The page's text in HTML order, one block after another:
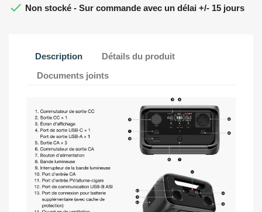
 Non stocké - Sur commande avec un délai +/- 15 jours
Description
Détails du produit
Documents joints